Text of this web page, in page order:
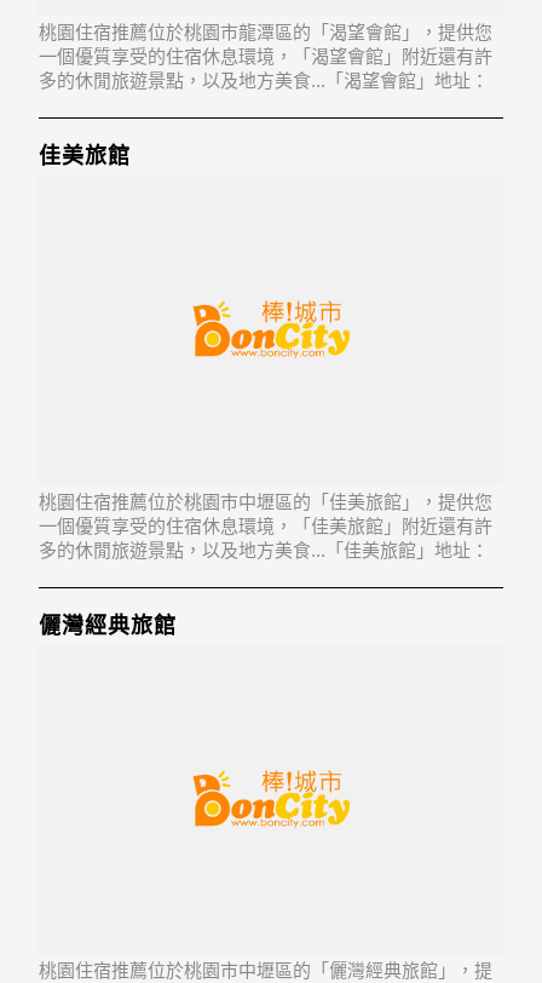
桃園住宿推薦位於桃園市龍潭區的「渴望會館」，提供您
一個優質享受的住宿休息環境，「渴望會館」附近還有許
多的休閒旅遊景點，以及地方美食...「渴望會館」地址：
佳美旅館
桃園住宿推薦位於桃園市中壢區的「佳美旅館」，提供您
一個優質享受的住宿休息環境，「佳美旅館」附近還有許
多的休閒旅遊景點，以及地方美食...「佳美旅館」地址：
儷灣經典旅館
桃園住宿推薦位於桃園市中壢區的「儷灣經典旅館」，提